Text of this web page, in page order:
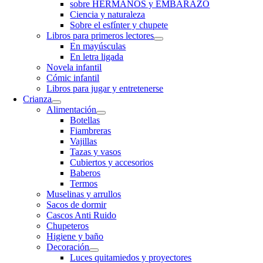
sobre HERMANOS y EMBARAZO
Ciencia y naturaleza
Sobre el esfínter y chupete
Libros para primeros lectores
En mayúsculas
En letra ligada
Novela infantil
Cómic infantil
Libros para jugar y entretenerse
Crianza
Alimentación
Botellas
Fiambreras
Vajillas
Tazas y vasos
Cubiertos y accesorios
Baberos
Termos
Muselinas y arrullos
Sacos de dormir
Cascos Anti Ruido
Chupeteros
Higiene y baño
Decoración
Luces quitamiedos y proyectores